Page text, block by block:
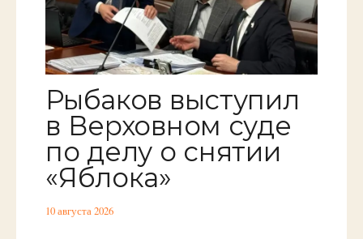
Рыбаков выступил
в Верховном суде
по делу о снятии
«Яблока»
10 августа 2026